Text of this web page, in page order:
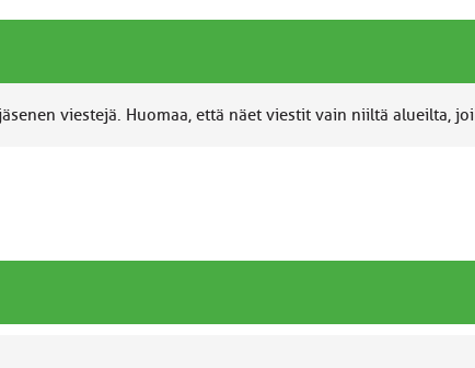
viestejä. Huomaa, että näet viestit vain niiltä alueilta,